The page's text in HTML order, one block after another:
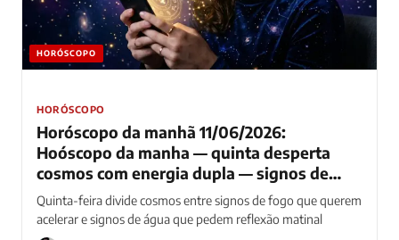
HORÓSCOPO
HORÓSCOPO
Horóscopo da manhã 11/06/2026:
Hoóscopo da manha — quinta desperta
cosmos com energia dupla — signos de
fogo aceleram enquanto água pede pausa
reflexiva
Quinta-feira divide cosmos entre signos de fogo que querem
acelerar e signos de água que pedem reflexão matinal